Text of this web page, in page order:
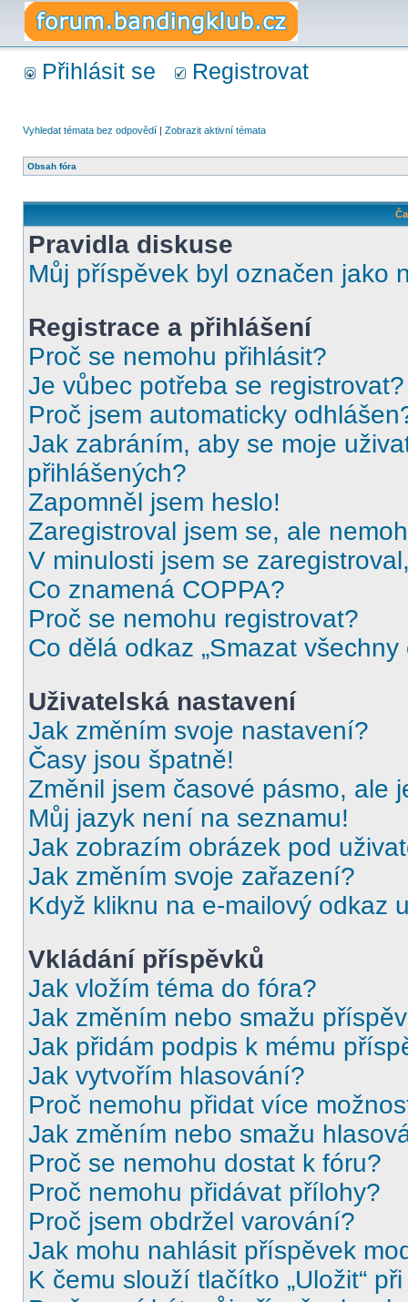
Přihlásit se Registrovat
Vyhledat témata bez odpovědí | Zobrazit aktivní témata
Obsah fóra
Pravidla diskuse
Můj příspěvek byl označen jako
Registrace a přihlášení
Proč se nemohu přihlásit?
Je vůbec potřeba se registrovat?
Proč jsem automaticky
Jak zabráním, aby se moje
přihlášených?
Zapomněl jsem heslo!
Zaregistroval jsem se, ale
V minulosti jsem se
Co znamená COPPA?
Proč se nemohu registrovat?
Co dělá odkaz „Smazat všechny
Uživatelská nastavení
Jak změním svoje nastavení?
Časy jsou špatně!
Změnil jsem časové pásmo, ale
Můj jazyk není na seznamu!
Jak zobrazím obrázek pod
Jak změním svoje zařazení?
Když kliknu na e-mailový odkaz
Vkládání příspěvků
Jak vložím téma do fóra?
Jak změním nebo smažu
Jak přidám podpis k mému
Jak vytvořím hlasování?
Proč nemohu přidat více
Jak změním nebo smažu
Proč se nemohu dostat k fóru?
Proč nemohu přidávat přílohy?
Proč jsem obdržel varování?
Jak mohu nahlásit příspěvek
K čemu slouží tlačítko „Uložit“